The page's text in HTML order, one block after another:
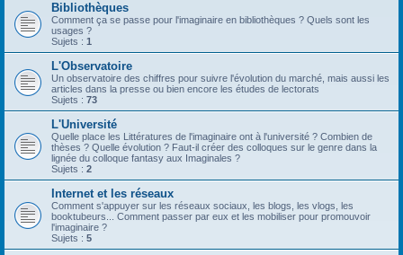
Bibliothèques
Comment ça se passe pour l'imaginaire en bibliothèques ? Quels sont les
usages ?
Sujets : 1
L'Observatoire
Un observatoire des chiffres pour suivre l'évolution du marché, mais aussi les
articles dans la presse ou bien encore les études de lectorats
Sujets : 73
L'Université
Quelle place les Littératures de l'imaginaire ont à l'université ? Combien de
thèses ? Quelle évolution ? Faut-il créer des colloques sur le genre dans la
lignée du colloque fantasy aux Imaginales ?
Sujets : 2
Internet et les réseaux
Comment s'appuyer sur les réseaux sociaux, les blogs, les vlogs, les
booktubeurs... Comment passer par eux et les mobiliser pour promouvoir
l'imaginaire ?
Sujets : 5